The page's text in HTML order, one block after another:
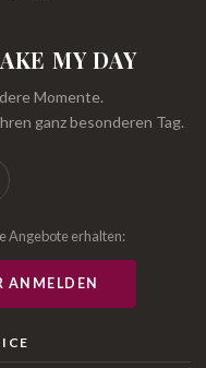
MY DAY
Momente.
ganz besonderen Tag.
Angebote erhalten:
ANMELDEN